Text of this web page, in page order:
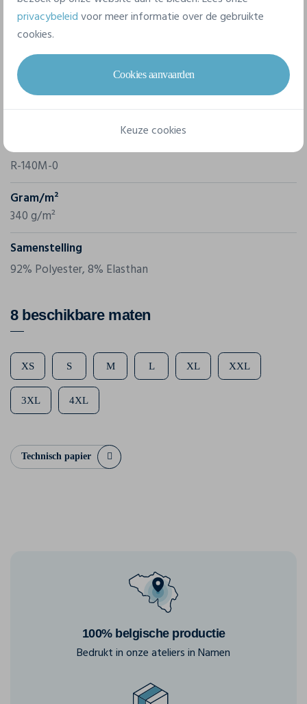
Eigenschappen
Merk
Russell
Referentie
R-140M-0
Gram/m²
340 g/m²
Samenstelling
92% Polyester, 8% Elasthan
8 beschikbare maten
XS S M L XL XXL
3XL 4XL
Technisch papier
100% belgische productie
Bedrukt in onze ateliers in Namen
privacybeleidvoor meer informatie over de gebruikte
cookies.
Cookies aanvaarden
Keuze cookies